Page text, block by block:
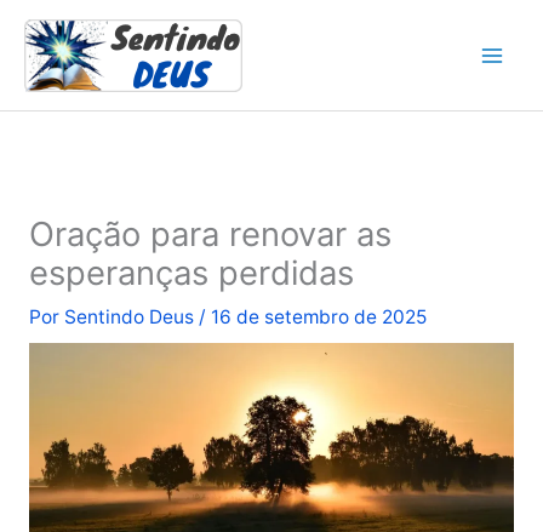
para
conteúdo
Oração para renovar as
esperanças perdidas
Por Sentindo Deus / 16 de setembro de 2025